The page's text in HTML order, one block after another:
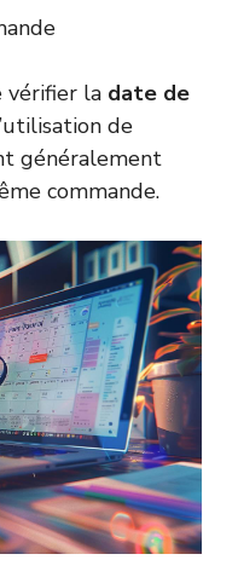
vérifier la date de
de
généralement
commande.